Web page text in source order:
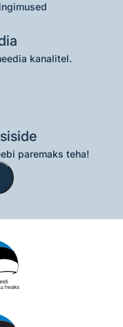
kanalitel.
paremaks teha!